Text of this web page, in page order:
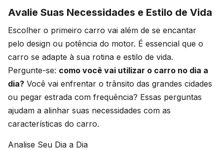
Avalie Suas Necessidades e Estilo de Vida
Escolher o primeiro carro vai além de se encantar
pelo design ou potência do motor. É essencial que o
carro se adapte à sua rotina e estilo de vida.
Pergunte-se: como você vai utilizar o carro no dia a
dia? Você vai enfrentar o trânsito das grandes cidades
ou pegar estrada com frequência? Essas perguntas
ajudam a alinhar suas necessidades com as
características do carro.
Analise Seu Dia a Dia